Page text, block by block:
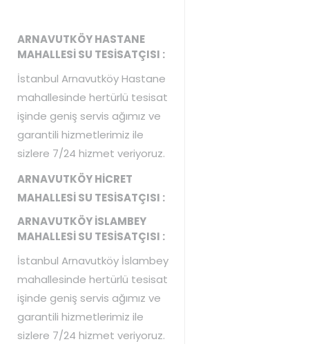
ARNAVUTKÖY HASTANE
MAHALLESİ SU TESİSATÇISI :
İstanbul Arnavutköy Hastane
mahallesinde hertürlü tesisat
işinde geniş servis ağımız ve
garantili hizmetlerimiz ile
sizlere 7/24 hizmet veriyoruz.
ARNAVUTKÖY HİCRET
MAHALLESİ SU TESİSATÇISI :
ARNAVUTKÖY İSLAMBEY
MAHALLESİ SU TESİSATÇISI :
İstanbul Arnavutköy İslambey
mahallesinde hertürlü tesisat
işinde geniş servis ağımız ve
garantili hizmetlerimiz ile
sizlere 7/24 hizmet veriyoruz.